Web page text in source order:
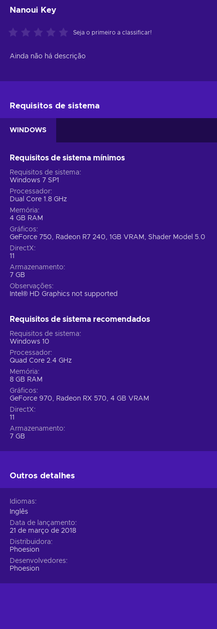
Nanoui Key
Seja o primeiro a classificar!
Ainda não há descrição
Requisitos de sistema
WINDOWS
Requisitos de sistema mínimos
Requisitos de sistema
Windows 7 SP1
Processador
Dual Core 1.8 GHz
Memória
4 GB RAM
Gráficos
GeForce 750, Radeon R7 240, 1GB VRAM, Shader Model 5.0
DirectX
11
Armazenamento
7 GB
Observações
Intel® HD Graphics not supported
Requisitos de sistema recomendados
Requisitos de sistema
Windows 10
Processador
Quad Core 2.4 GHz
Memória
8 GB RAM
Gráficos
GeForce 970, Radeon RX 570, 4 GB VRAM
DirectX
11
Armazenamento
7 GB
Outros detalhes
Idiomas
Inglês
Data de lançamento
21 de março de 2018
Distribuidora
Phoesion
Desenvolvedores
Phoesion